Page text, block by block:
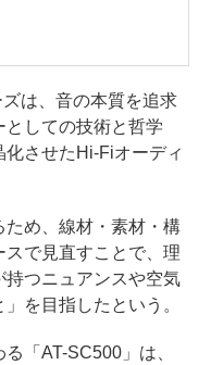
ズは、音の本質を追求
しての技術と哲学
させたHi-Fiオーディ
め、線材・素材・構
で見直すことで、理
つニュアンスや空気
を目指したという。
「AT-SC500」は、